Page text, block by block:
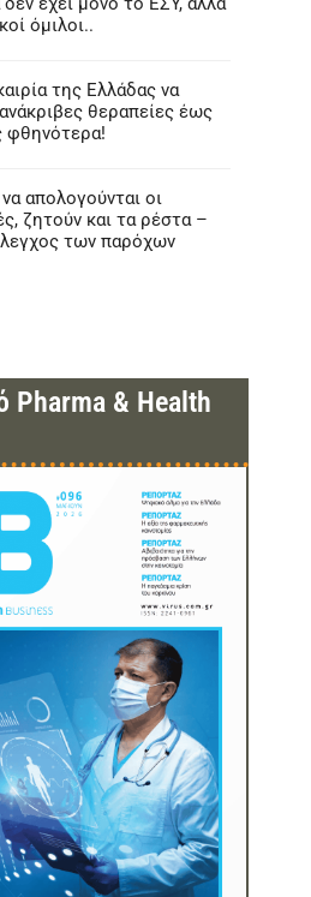
όμιλοι..
της Ελλάδας να
θεραπείες έως
φθηνότερα!
απολογούνται οι
ζητούν και τα ρέστα –
των παρόχων
Pharma & Health